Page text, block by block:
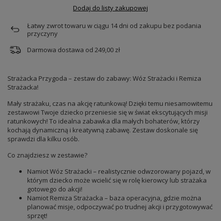
Dodaj do listy zakupowej
Łatwy zwrot towaru w ciągu 14dni od zakupu bez podania
przyczyny
Darmowa dostawa od 249,00 zł
Strażacka Przygoda – zestaw do zabawy: Wóz Strażacki i Remiza
Strażacka!
Mały strażaku, czas na akcję ratunkową! Dzięki temu niesamowitemu
zestawowi Twoje dziecko przeniesie się w świat ekscytujących misji
ratunkowych! To idealna zabawka dla małych bohaterów, którzy
kochają dynamiczną i kreatywną zabawę. Zestaw doskonale się
sprawdzi dla kilku osób.
Co znajdziesz w zestawie?
Namiot Wóz Strażacki – realistycznie odwzorowany pojazd, w
którym dziecko może wcielić się w rolę kierowcy lub strażaka
gotowego do akcji!
Namiot Remiza Strażacka – baza operacyjna, gdzie można
planować misje, odpoczywać po trudnej akcji i przygotowywać
sprzęt!